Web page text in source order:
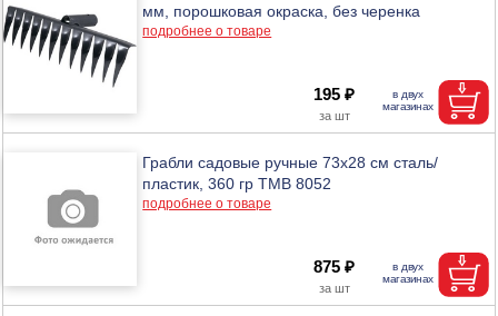
мм, порошковая окраска, без черенка
подробнее о товаре
195 ₽
Грабли садовые ручные 73х28 см сталь/
пластик, 360 гр ТМВ 8052
подробнее о товаре
875 ₽